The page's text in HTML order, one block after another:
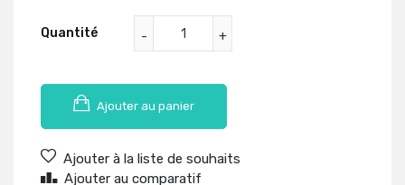
Quantité
Ajouter au panier
Ajouter à la liste de souhaits
Ajouter au comparatif